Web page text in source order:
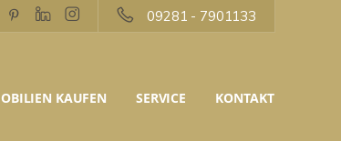
09281 - 7901133
KAUFEN SERVICE KONTAKT